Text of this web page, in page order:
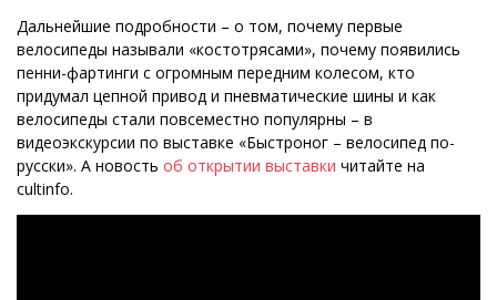
Дальнейшие подробности – о том, почему первые
велосипеды называли «костотрясами», почему появились
пенни-фартинги с огромным передним колесом, кто
придумал цепной привод и пневматические шины и как
велосипеды стали повсеместно популярны – в
видеоэкскурсии по выставке «Быстроног – велосипед по-
русски». А новость об открытии выставки читайте на
cultinfo.